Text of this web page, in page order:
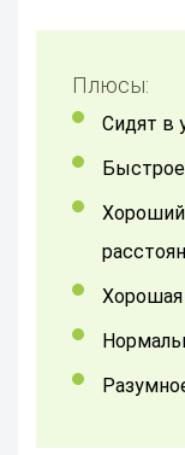
Плюсы:
сидят
Хороший сигнал на большом